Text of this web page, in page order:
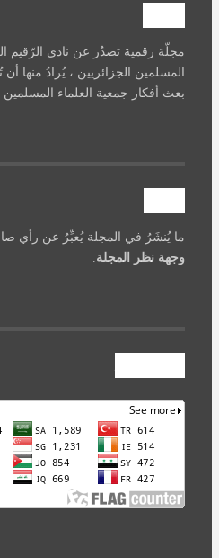
مجلّة رقمية تصدُر عن نادي الرّقيم
المسلمين الجزائريين ، يُرادُ منها
بعث أفكار جمعية العلماء المسلمين
ما يُنشَرُ في المجلة يُعبِّرُ عن رأي
وجهة نظر المجلة